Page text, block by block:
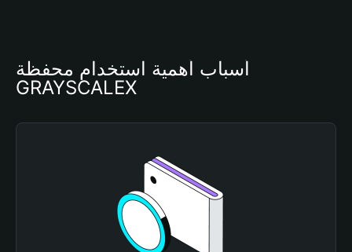
أسباب أهمية استخدام محفظة
GRAYSCALEX